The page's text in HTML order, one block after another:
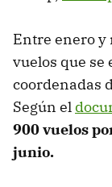
Entre enero y
vuelos que
coordenadas
Según el
900 vuelos
junio.